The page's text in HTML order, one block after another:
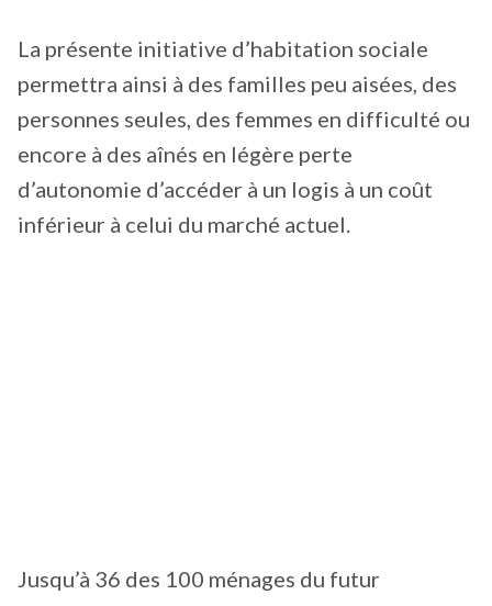
La présente initiative d’habitation sociale
permettra ainsi à des familles peu aisées, des
personnes seules, des femmes en difficulté ou
encore à des aînés en légère perte
d’autonomie d’accéder à un logis à un coût
inférieur à celui du marché actuel.
Jusqu’à 36 des 100 ménages du futur